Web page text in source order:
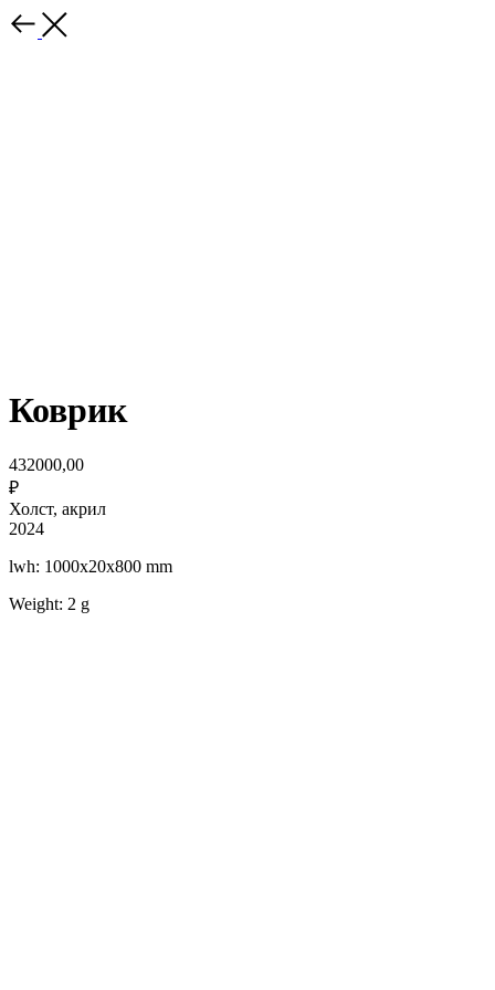
Коврик
432000,00
₽
Холст, акрил
2024
lwh: 1000x20x800 mm
Weight: 2 g